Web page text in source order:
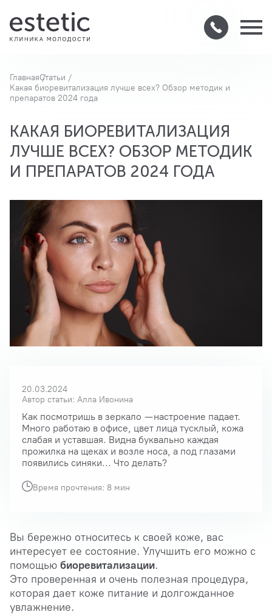
ГлавнаяСтатьи
Какая биоревитализация лучше всех? Обзор методик и
препаратов 2024 года
КАКАЯ БИОРЕВИТАЛИЗАЦИЯ
ЛУЧШЕ ВСЕХ? ОБЗОР МЕТОДИК
И ПРЕПАРАТОВ 2024 ГОДА
20.03.2024
Автор статьи: Алла Ивонина
Как посмотришь в зеркало — настроение падает.
Много работаю в офисе, цвет лица тусклый, кожа
слабая и уставшая. Видна буквально каждая
прожилка на щеках и возле носа, а под глазами
появились синяки... Что делать?
Время прочтения: 8 мин
Вы бережно относитесь к своей коже, вас
интересует ее состояние. Улучшить его можно с
помощью биоревитализации.
Это проверенная и очень полезная процедура,
которая дает коже питание и долгожданное
увлажнение.